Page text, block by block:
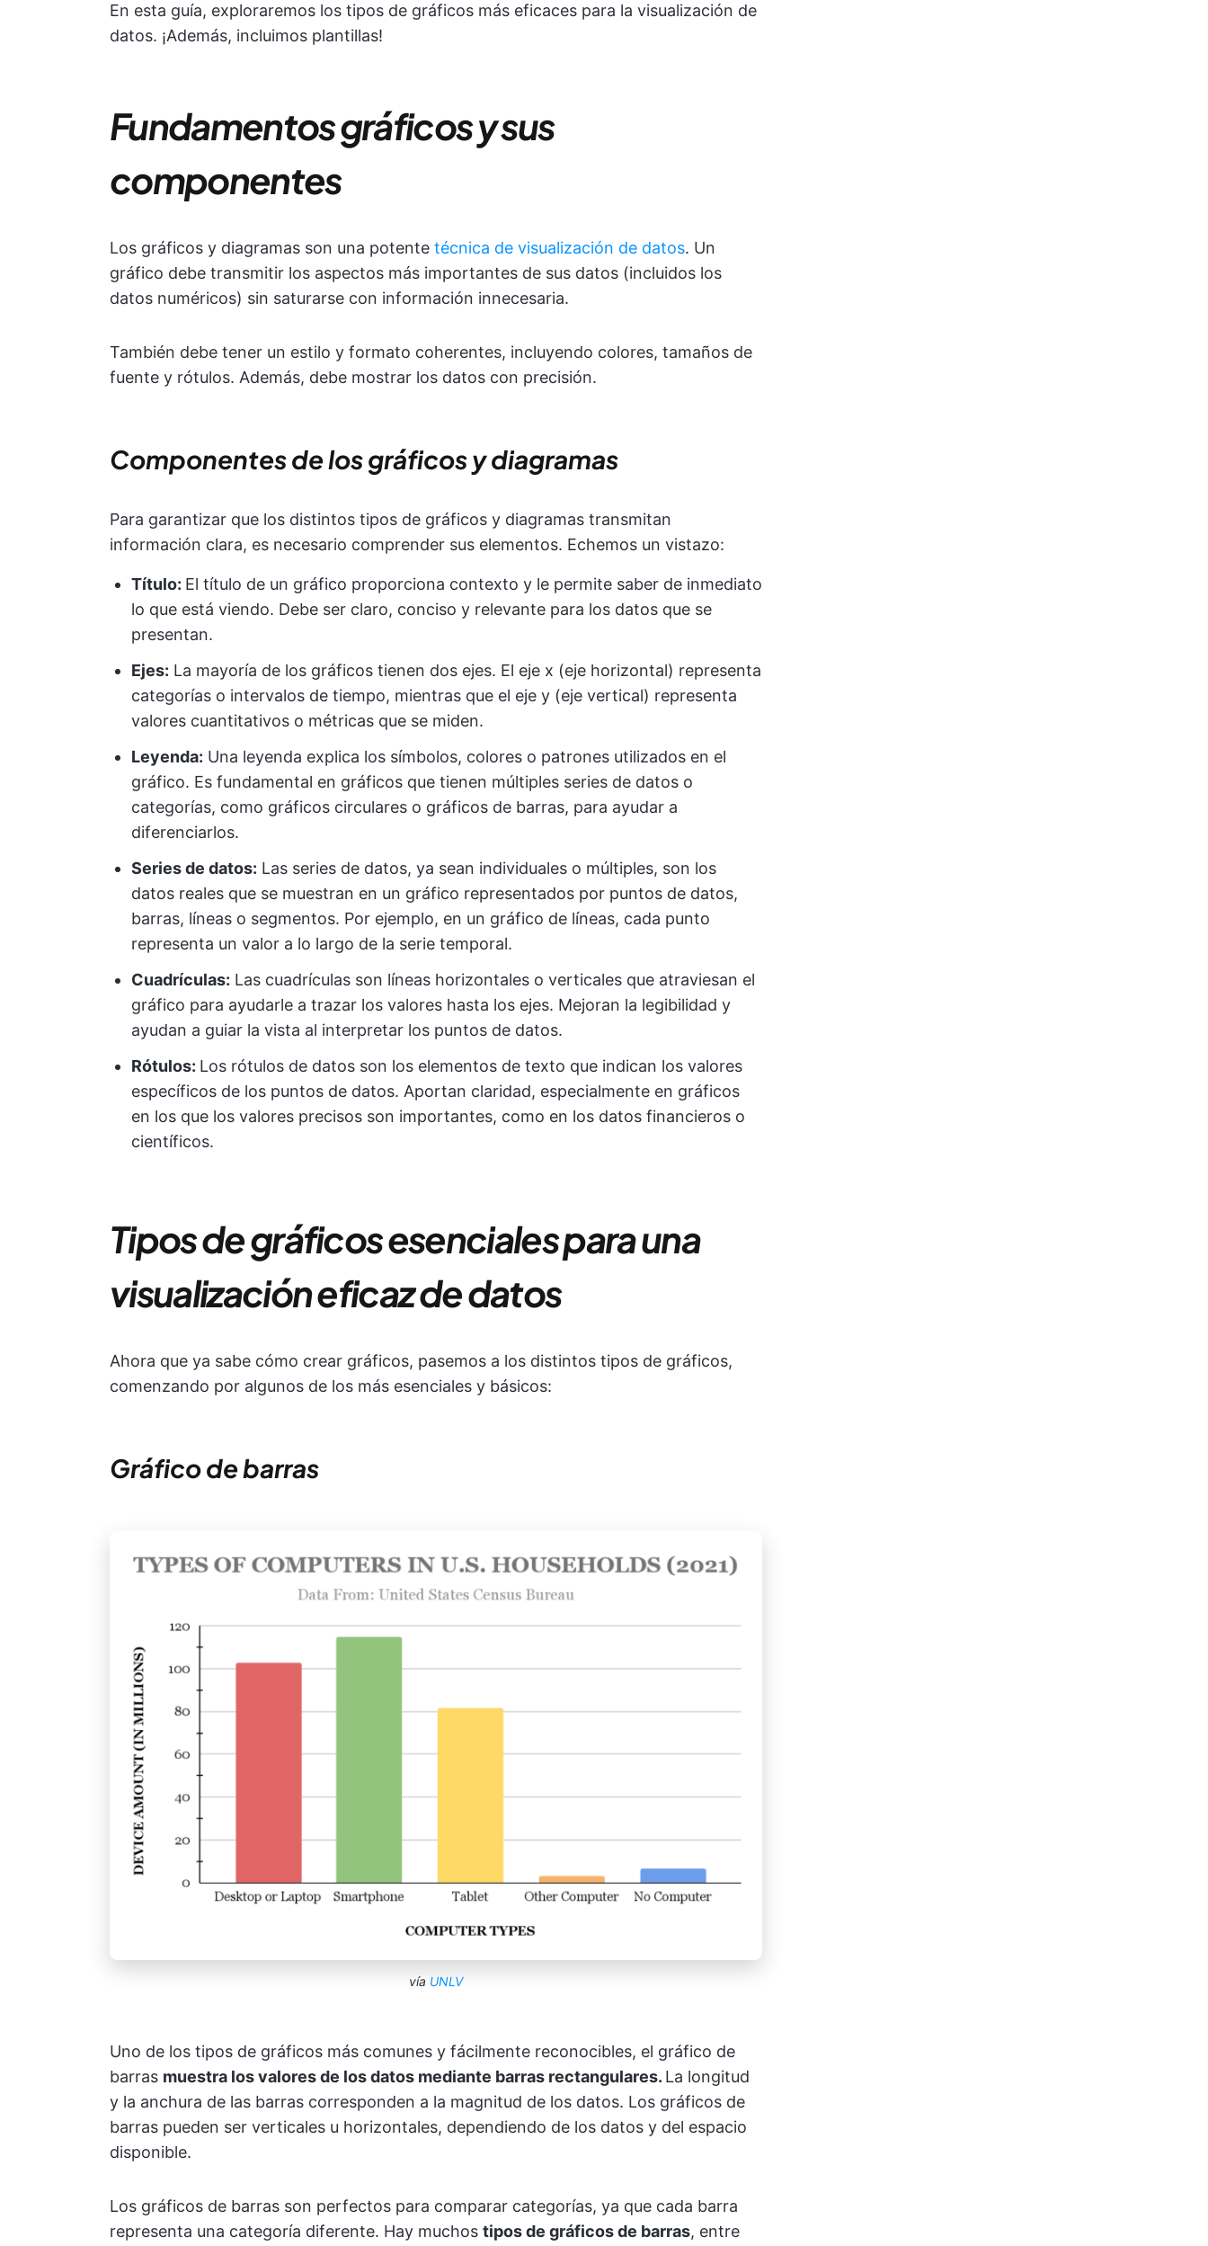
En esta guía, exploraremos los tipos de gráficos más eficaces para la visualización de
datos. ¡Además, incluimos plantillas!
Fundamentos gráficos y sus
componentes
Los gráficos y diagramas son una potente técnica de visualización de datos. Un
gráfico debe transmitir los aspectos más importantes de sus datos (incluidos los
datos numéricos) sin saturarse con información innecesaria.
También debe tener un estilo y formato coherentes, incluyendo colores, tamaños de
fuente y rótulos. Además, debe mostrar los datos con precisión.
Componentes de los gráficos y diagramas
Para garantizar que los distintos tipos de gráficos y diagramas transmitan
información clara, es necesario comprender sus elementos. Echemos un vistazo:
Título: El título de un gráfico proporciona contexto y le permite saber de inmediato
lo que está viendo. Debe ser claro, conciso y relevante para los datos que se
presentan.
Ejes: La mayoría de los gráficos tienen dos ejes. El eje x (eje horizontal) representa
categorías o intervalos de tiempo, mientras que el eje y (eje vertical) representa
valores cuantitativos o métricas que se miden.
Leyenda: Una leyenda explica los símbolos, colores o patrones utilizados en el
gráfico. Es fundamental en gráficos que tienen múltiples series de datos o
categorías, como gráficos circulares o gráficos de barras, para ayudar a
diferenciarlos.
Series de datos: Las series de datos, ya sean individuales o múltiples, son los
datos reales que se muestran en un gráfico representados por puntos de datos,
barras, líneas o segmentos. Por ejemplo, en un gráfico de líneas, cada punto
representa un valor a lo largo de la serie temporal.
Cuadrículas: Las cuadrículas son líneas horizontales o verticales que atraviesan el
gráfico para ayudarle a trazar los valores hasta los ejes. Mejoran la legibilidad y
ayudan a guiar la vista al interpretar los puntos de datos.
Rótulos: Los rótulos de datos son los elementos de texto que indican los valores
específicos de los puntos de datos. Aportan claridad, especialmente en gráficos
en los que los valores precisos son importantes, como en los datos financieros o
científicos.
Tipos de gráficos esenciales para una
visualización eficaz de datos
Ahora que ya sabe cómo crear gráficos, pasemos a los distintos tipos de gráficos,
comenzando por algunos de los más esenciales y básicos:
Gráfico de barras
vía UNLV
Uno de los tipos de gráficos más comunes y fácilmente reconocibles, el gráfico de
barras muestra los valores de los datos mediante barras rectangulares. La longitud
y la anchura de las barras corresponden a la magnitud de los datos. Los gráficos de
barras pueden ser verticales u horizontales, dependiendo de los datos y del espacio
disponible.
Los gráficos de barras son perfectos para comparar categorías, ya que cada barra
representa una categoría diferente. Hay muchos tipos de gráficos de barras, entre